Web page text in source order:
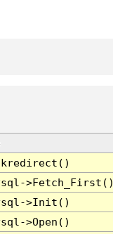
>Init()
>Open()